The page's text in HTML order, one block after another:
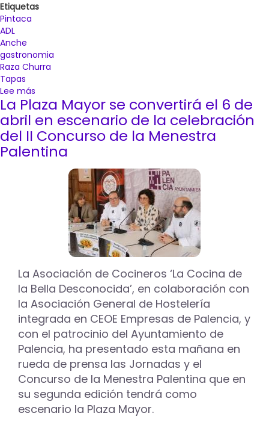
Etiquetas
Pintaca
ADL
Anche
gastronomia
Raza Churra
Tapas
Lee más
Media
docena
de
hosteleros
ofrecerán
elaboradas
productos
exclusivos
de
la
Raza
Churra
dentro
del
evento
gastronómico
‘Pintaca’
La Plaza Mayor se convertirá el 6 de
abril en escenario de la celebración
del II Concurso de la Menestra
Palentina
La Asociación de Cocineros ‘La Cocina de
la Bella Desconocida’, en colaboración con
la Asociación General de Hostelería
integrada en CEOE Empresas de Palencia, y
con el patrocinio del Ayuntamiento de
Palencia, ha presentado esta mañana en
rueda de prensa las Jornadas y el
Concurso de la Menestra Palentina que en
su segunda edición tendrá como
escenario la Plaza Mayor.